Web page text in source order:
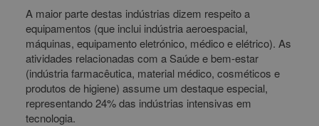
A maior parte destas indústrias dizem respeito a
equipamentos (que inclui indústria aeroespacial,
máquinas, equipamento eletrónico, médico e elétrico). As
atividades relacionadas com a Saúde e bem-estar
(indústria farmacêutica, material médico, cosméticos e
produtos de higiene) assume um destaque especial,
representando 24% das indústrias intensivas em
tecnologia.